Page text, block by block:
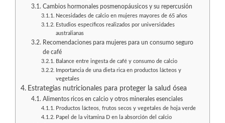
Cambios hormonales posmenopáusicos y su repercusión
Necesidades de calcio en mujeres mayores de 65 años
Estudios específicos realizados por universidades
australianas
Recomendaciones para mujeres para un consumo seguro
de café
Balance entre ingesta de café y consumo de calcio
Importancia de una dieta rica en productos lácteos y
vegetales
Estrategias nutricionales para proteger la salud ósea
Alimentos ricos en calcio y otros minerales esenciales
Productos lácteos, frutos secos y vegetales de hoja verde
Papel de la vitamina D en la absorción del calcio